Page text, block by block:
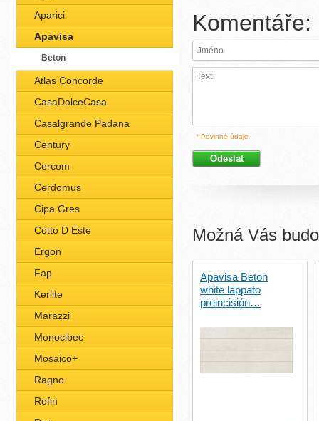
Aparici
Apavisa
Beton
Atlas Concorde
CasaDolceCasa
Casalgrande Padana
Century
Cercom
Cerdomus
Cipa Gres
Cotto D Este
Ergon
Fap
Kerlite
Marazzi
Monocibec
Mosaico+
Ragno
Refin
Komentáře:
* Povinné údaje
Možná Vás
Apavisa Beton
white lappato
preincisión…